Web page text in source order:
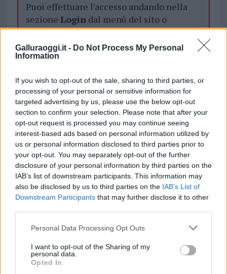
Galluraoggi.it - Do Not Process My Personal
Information
If you wish to opt-out of the sale, sharing to third parties, or
processing of your personal or sensitive information for
targeted advertising by us, please use the below opt-out
section to confirm your selection. Please note that after your
opt-out request is processed you may continue seeing
interest-based ads based on personal information utilized by
us or personal information disclosed to third parties prior to
your opt-out. You may separately opt-out of the further
disclosure of your personal information by third parties on the
IAB’s list of downstream participants. This information may
also be disclosed by us to third parties on the IAB’s List of
Downstream Participants that may further disclose it to other
Please note that this website/app uses one or more Google
not limited to your visit or usage behaviour. You may click to
grant or deny consent to Google and its third-party tags to
use your data for below specified purposes in below Google
Personal Data Processing Opt Outs
I want to opt-out of the Sharing of my
personal data.
Opted In
Puoi effettuare l'accesso andando nella
sezione Logindal menù del sito o
cliccandoqui
Olbia Notizie
Università Olbia
Condividi l'articolo
F
a
ce
b
o
o
k
T
w
it
te
r
Pi
n
te
re
st
W
h
at
s
A
p
p
S
h
a
re
Articolo precedente
Prossimo articolo
Incendi, a San Pasquale arriva il Campo Base:
l’inaugurazione